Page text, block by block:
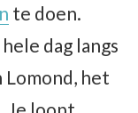
te doen.
dag langs
Lomond, het